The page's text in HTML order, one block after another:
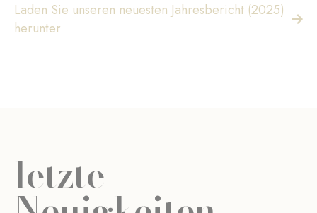
Laden Sie unseren neuesten Jahresbericht (2025)
herunter
letzte